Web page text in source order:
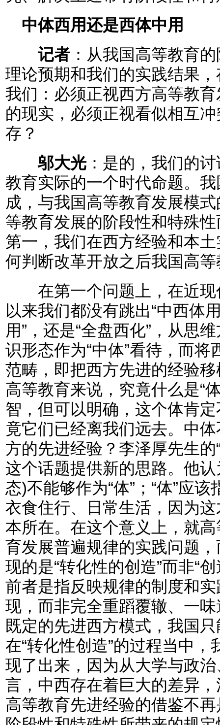
中体西用还是西体中用
记者 ：从我国高等教育
理论预期和我们的实践结果
我们：必须正视西方高等教
的现实，必须正视看似相互
存？
邬大光 ：是的，我们的
教育实际的一个时代命题。
成，与我国高等教育发展模
等教育发展的阶段性和特殊
第一，我们在西方经验和本
何判断改革开放之后我国高
在第一个问题上，在近现
以来我们都没有跳出“中西体
用”，还是“全盘西化”，从思
识形态作为“中体”看待，而将
范畴，即把西方先进的经验
高等教育来说，究竟什么是“
智，但可以明确，这个体肯
竟它们已经离我们远去。中
方的先进经验？李泽厚先生
这个话题提供新的思路。他
态)不能够作为“体”；“体”应
衣食住行、日常生活，因为
本所在。在这个意义上，就
育发展普遍规律的实践问题
现的是“转化性的创造”而非“
前者是指反映规律的制度和
现，而非完全重蹈覆辙、一
既定的先进西方模式，我国
在“转化性创造”的过程当中
现了出来，因为从大学与政
言，中西存在着巨大的差异
高等教育先进经验的借鉴不